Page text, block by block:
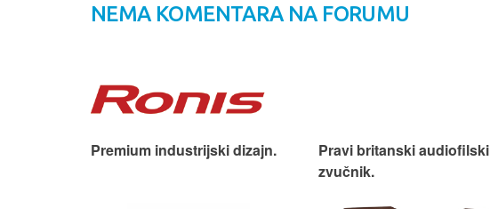
NEMA KOMENTARA NA FORUMU
Premium industrijski dizajn.
Pravi britanski audiofilski
zvučnik.